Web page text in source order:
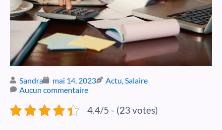
Sandra mai 14, 2023 Actu,Salaire
Aucun commentaire
4.4/5 - (23 votes)